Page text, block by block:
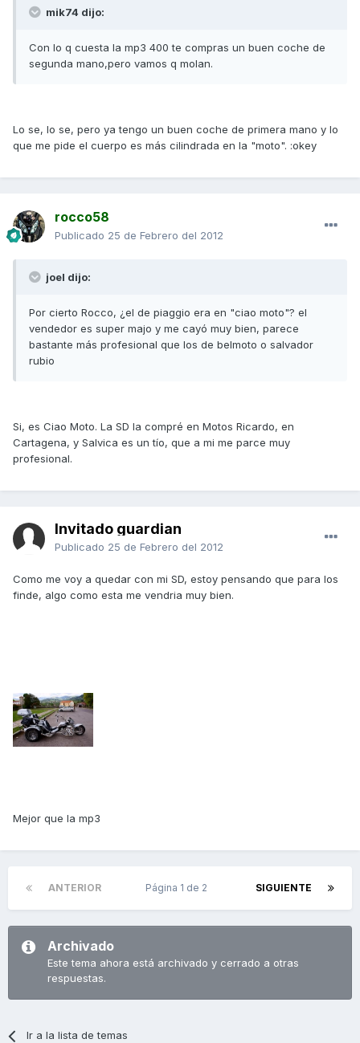
mik74 dijo:
Con lo q cuesta la mp3 400 te compras un buen coche de
segunda mano,pero vamos q molan.
Lo se, lo se, pero ya tengo un buen coche de primera mano y lo
que me pide el cuerpo es más cilindrada en la "moto". :okey
rocco58
Publicado 25 de Febrero del 2012
joel dijo:
Por cierto Rocco, ¿el de piaggio era en "ciao moto"? el
vendedor es super majo y me cayó muy bien, parece
bastante más profesional que los de belmoto o salvador
rubio
Si, es Ciao Moto. La SD la compré en Motos Ricardo, en
Cartagena, y Salvica es un tío, que a mi me parce muy
profesional.
Invitado guardian
Publicado 25 de Febrero del 2012
Como me voy a quedar con mi SD, estoy pensando que para los
finde, algo como esta me vendria muy bien.
Mejor que la mp3
ANTERIOR SIGUIENTE
Página 1 de 2
Archivado
Este tema ahora está archivado y cerrado a otras
respuestas.
Ir a la lista de temas